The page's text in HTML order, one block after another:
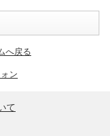
へ戻る
ン
て